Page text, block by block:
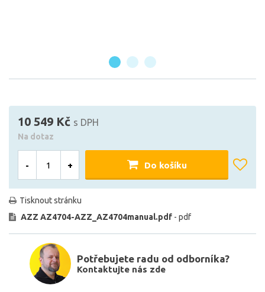
10 549 Kč s DPH
Na dotaz
- + Do košíku
Tisknout stránku
AZZ AZ4704-AZZ_AZ4704manual.pdf - pdf
Potřebujete radu od odborníka?
Kontaktujte nás zde